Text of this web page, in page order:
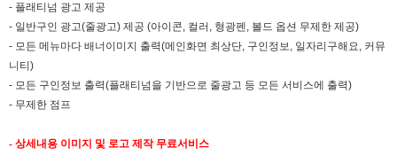
- 플래티넘 광고 제공
- 일반구인 광고(줄광고) 제공 (아이콘, 컬러, 형광펜, 볼드 옵션 무제한 제공)
- 모든 메뉴마다 배너이미지 출력(메인화면 최상단, 구인정보, 일자리구해요, 커뮤
니티)
- 모든 구인정보 출력(플래티넘을 기반으로 줄광고 등 모든 서비스에 출력)
- 무제한 점프
- 상세내용 이미지 및 로고 제작 무료서비스